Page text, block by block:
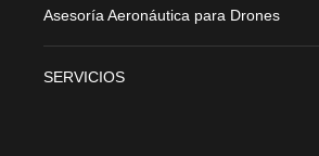
Asesoría Aeronáutica para Drones
SERVICIOS